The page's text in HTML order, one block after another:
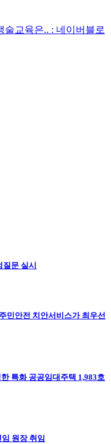
교육은.. : 네이버블로
문 실시
민안전 치안서비스가 최우선
특화 공공임대주택 1,983호
원장 취임